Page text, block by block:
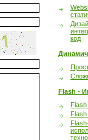
код
Flash -
Flash